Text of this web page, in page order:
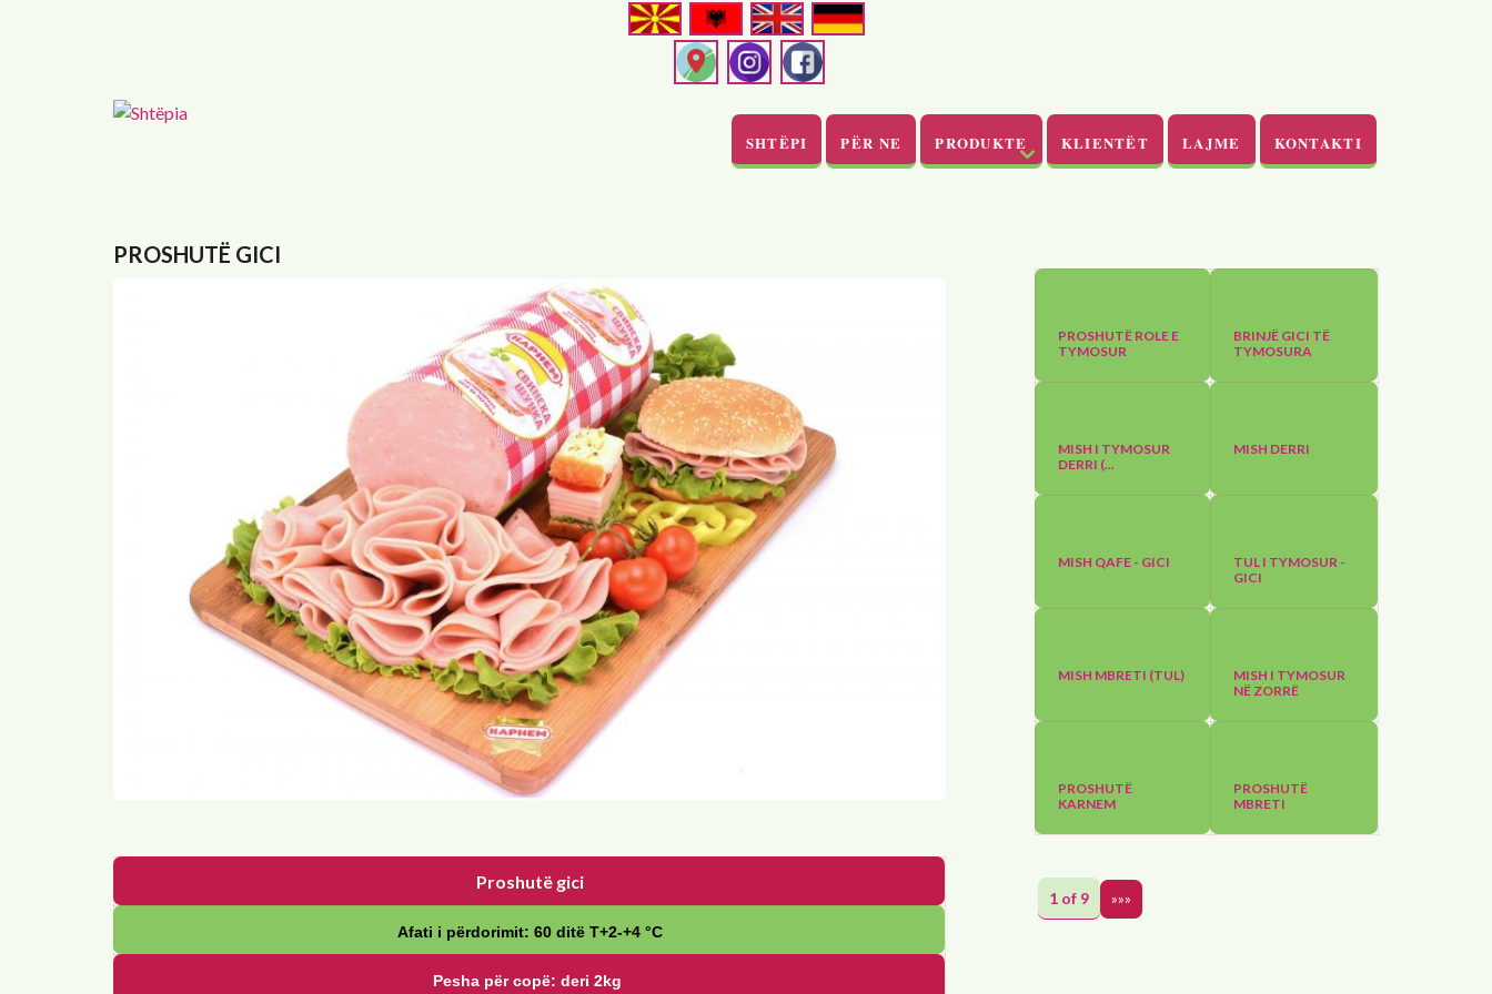
SHTËPI PËR NE PRODUKTE KLIENTËT LAJME KONTAKTI
PROSHUTË GICI
Proshutë gici
Afati i përdorimit: 60 ditë Т+2-+4 °С
Pesha për copë: deri 2kg
PROSHUTË ROLE E
TYMOSUR
BRINJË GICI TË
TYMOSURA
MISH I TYMOSUR
DERRI (...
MISH DERRI
MISH QAFE - GICI
TUL I TYMOSUR -
GICI
MISH MBRETI (TUL)
MISH I TYMOSUR
NË ZORRË
PROSHUTË
KARNEM
PROSHUTË
MBRETI
1 of 9 »»»